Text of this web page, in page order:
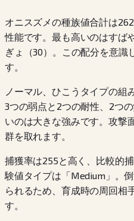
オニスズメの種族値合計は
性能です。最も高いのはすば
ぎょ（30）。この配分を意識
す。
ノーマル、ひこうタイプの組
3つの弱点と2つの耐性、2つ
いのは大きな強みです。攻撃
群を取れます。
捕獲率は255と高く、比較的
験値タイプは「Medium」。
られるため、育成時の周回相
す。